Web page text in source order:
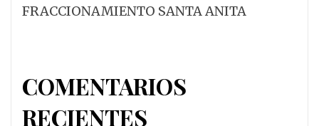
FRACCIONAMIENTO SANTA ANITA
COMENTARIOS
RECIENTES